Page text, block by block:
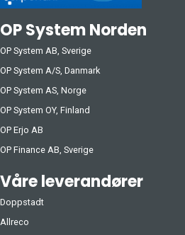
OP System Norden
OP System AB, Sverige
OP System A/S, Danmark
OP System AS, Norge
OP System OY, Finland
OP Erjo AB
OP Finance AB, Sverige
Våre leverandører
Doppstadt
Allreco